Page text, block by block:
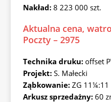
Nakład: 8 223 000 szt.
Aktualna cena,
Poczty – 2975
Technika druku: offset
Projekt: S. Małecki
Ząbkowanie: ZG 11¼:11
Arkusz sprzedażny: 60